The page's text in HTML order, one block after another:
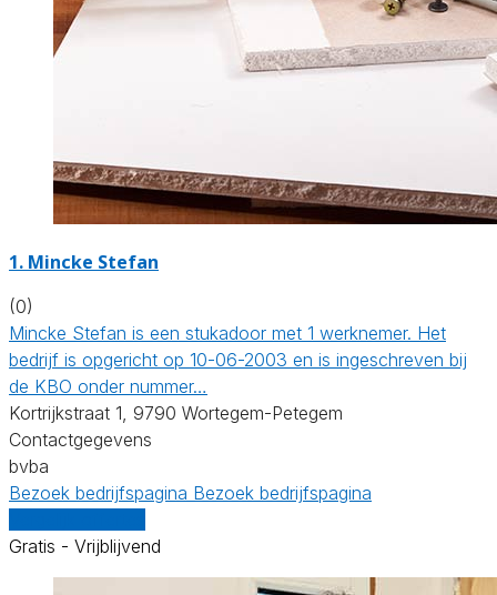
1. Mincke Stefan
(0)
Mincke Stefan is een stukadoor met 1 werknemer. Het
bedrijf is opgericht op 10-06-2003 en is ingeschreven bij
de KBO onder nummer…
Kortrijkstraat 1, 9790 Wortegem-Petegem
Contactgegevens
bvba
Bezoek bedrijfspagina Bezoek bedrijfspagina
Gratis - Vrijblijvend